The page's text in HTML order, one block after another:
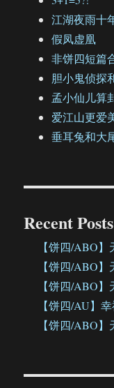
江湖夜雨十
假凤虚凰
非饼四短篇
胆小鬼侦探
孟小仙儿算
爱江山更爱
垂耳兔和大
Recent Posts
【饼四/ABO】
【饼四/ABO】
【饼四/ABO】
【饼四/AU】
【饼四/ABO】